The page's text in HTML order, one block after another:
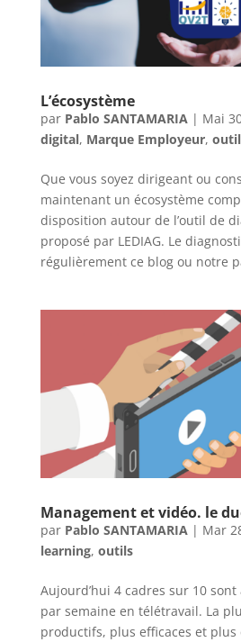
L’écosystème
par Pablo SANTAMARIA | Mai
digital, Marque Employeur,
Que vous soyez dirigeant ou
maintenant un écosystème
disposition autour de l’outil de
proposé par LEDIAG. Le
régulièrement ce blog ou notre
Management et vidéo. le
par Pablo SANTAMARIA| Mar
learning, outils
Aujourd’hui 4 cadres sur 10
par semaine en télétravail. La
productifs, plus efficaces et plus